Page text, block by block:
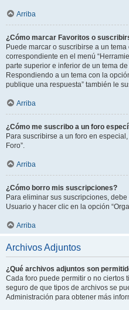
Arriba
¿Cómo marcar Favoritos o
Puede marcar o suscribirse a un
correspondiente en el menú
parte superior e inferior de un tema
Respondiendo a un tema con la
publique una respuesta” también le
Arriba
¿Cómo me suscribo a un foro
Para suscribirse a un foro en
Foro”.
Arriba
¿Cómo borro mis suscripciones?
Para eliminar sus suscripciones,
Usuario y hacer clic en la opción
Arriba
Archivos Adjuntos
¿Qué archivos adjuntos son
Cada foro puede permitir o no ciertos
seguro de que tipos de archivos se
Administración para obtener más